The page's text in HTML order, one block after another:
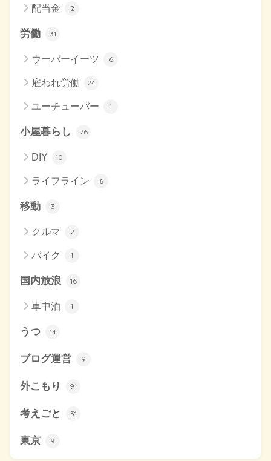
配当金 2
労働 31
ウーバーイーツ 6
雇われ労働 24
ユーチューバー 1
小屋暮らし 76
DIY 10
ライフライン 6
移動 3
クルマ 2
バイク 1
国内放浪 16
車中泊 1
うつ 14
ブログ運営 9
外こもり 91
考えごと 31
東京 9